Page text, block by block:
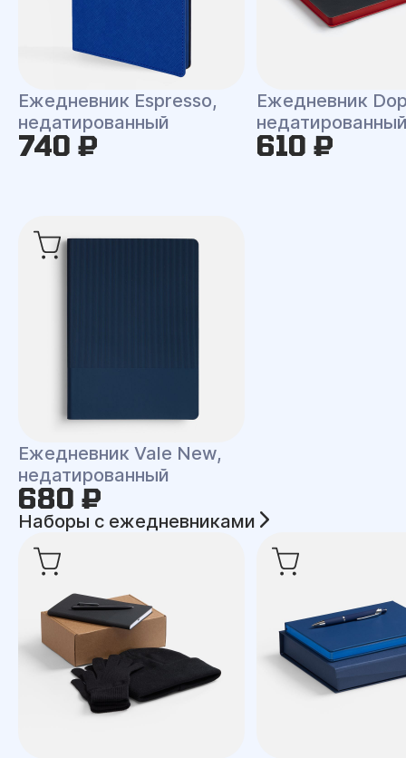
Ежедневник Espresso,
недатированный
740 ₽
Ежедневник
610 ₽
Ежедневник Vale New,
недатированный
680 ₽
Наборы с ежедневниками